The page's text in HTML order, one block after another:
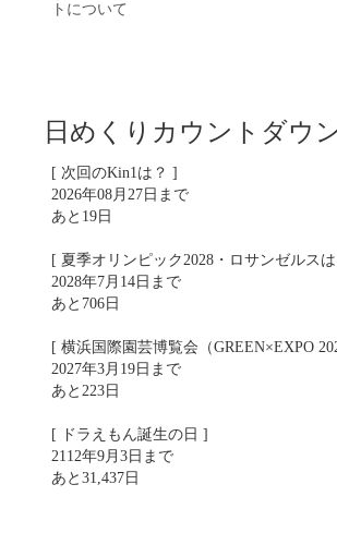
トについて
日めくりカウントダウ
[ 次回のKin1は？ ]
2026年08月27日まで
あと19日
[ 夏季オリンピック2028・ロサンゼルス
2028年7月14日まで
あと706日
[ 横浜国際園芸博覧会（GREEN×EXPO
2027年3月19日まで
あと223日
[ ドラえもん誕生の日 ]
2112年9月3日まで
あと31,437日